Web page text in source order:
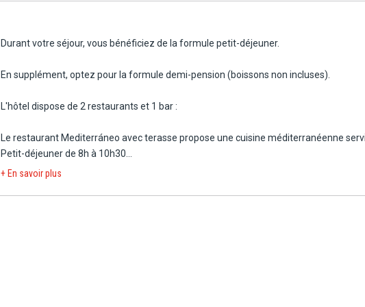
Durant votre séjour, vous bénéficiez de la formule petit-déjeuner.
En supplément, optez pour la formule demi-pension (boissons non incluses).
L'hôtel dispose de 2 restaurants et 1 bar :
Le restaurant Mediterráneo avec terasse propose une cuisine méditerranéenne
Petit-déjeuner de 8h à 10h30
Dîner de 19h à 22h.
+ En savoir plus